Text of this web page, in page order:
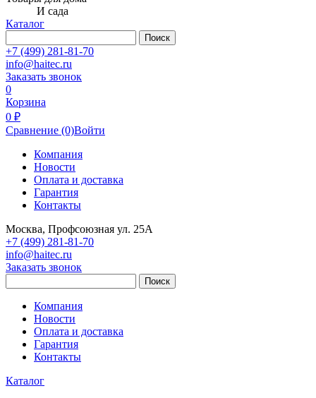
И сада
Каталог
Поиск
+7 (499) 281-81-70
info@haitec.ru
Заказать звонок
0
Корзина
0 ₽
Сравнение (0)Войти
Компания
Новости
Оплата и доставка
Гарантия
Контакты
Москва, Профсоюзная ул. 25А
+7 (499) 281-81-70
info@haitec.ru
Заказать звонок
Поиск
Компания
Новости
Оплата и доставка
Гарантия
Контакты
Каталог